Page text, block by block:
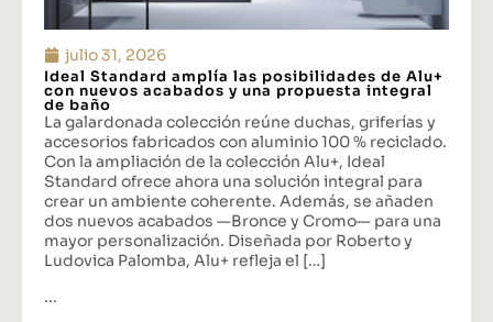
julio 31, 2026
Ideal Standard amplía las posibilidades de Alu+
con nuevos acabados y una propuesta integral
de baño
La galardonada colección reúne duchas, griferías y
accesorios fabricados con aluminio 100 % reciclado.
Con la ampliación de la colección Alu+, Ideal
Standard ofrece ahora una solución integral para
crear un ambiente coherente. Además, se añaden
dos nuevos acabados —Bronce y Cromo— para una
mayor personalización. Diseñada por Roberto y
Ludovica Palomba, Alu+ refleja el […]
...